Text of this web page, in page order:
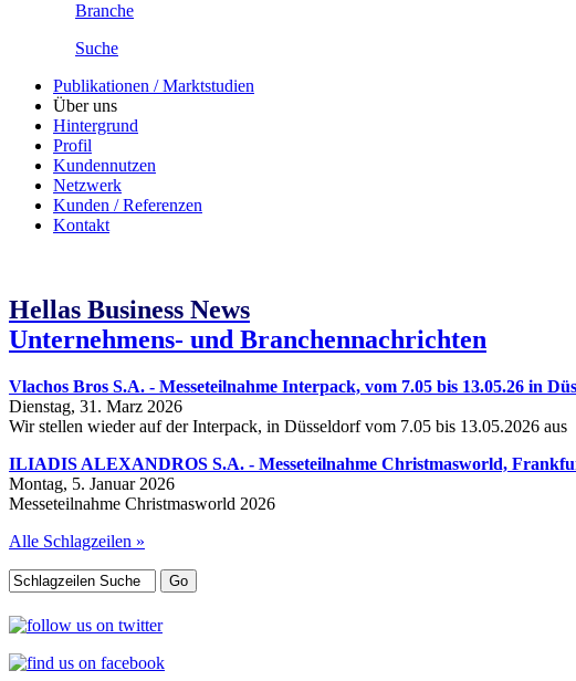
Branche
Suche
Publikationen / Marktstudien
Über uns
Hintergrund
Profil
Kundennutzen
Netzwerk
Kunden / Referenzen
Kontakt
Hellas Business News
Unternehmens- und Branchennachrichten
Vlachos Bros S.A. - Messeteilnahme Interpack, vom 7.05 bis 13.05.26 in
Dienstag, 31. Marz 2026
Wir stellen wieder auf der Interpack, in Düsseldorf vom 7.05 bis 13.05.2026 aus
ILIADIS ALEXANDROS S.A. - Messeteilnahme Christmasworld,
Montag, 5. Januar 2026
Messeteilnahme Christmasworld 2026
Alle Schlagzeilen »